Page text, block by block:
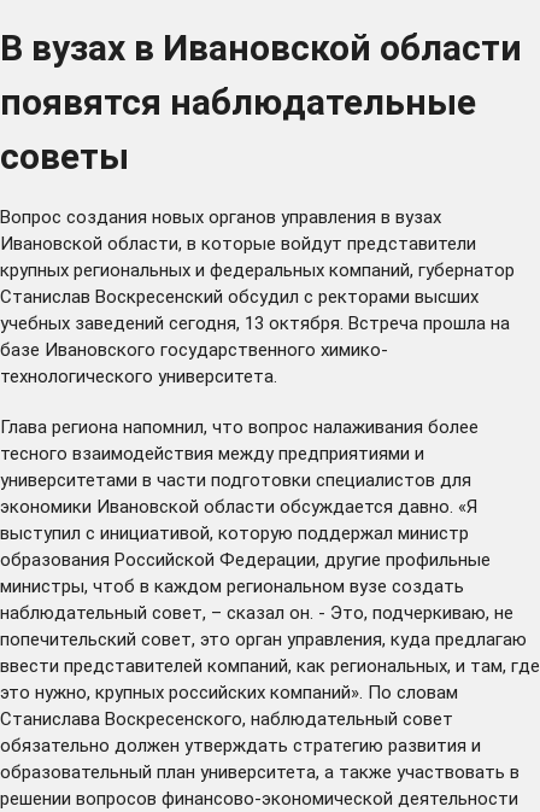
В вузах в Ивановской области
появятся наблюдательные
советы
Вопрос создания новых органов управления в вузах
Ивановской области, в которые войдут представители
крупных региональных и федеральных компаний, губернатор
Станислав Воскресенский обсудил с ректорами высших
учебных заведений сегодня, 13 октября. Встреча прошла на
базе Ивановского государственного химико-
технологического университета.
Глава региона напомнил, что вопрос налаживания более
тесного взаимодействия между предприятиями и
университетами в части подготовки специалистов для
экономики Ивановской области обсуждается давно. «Я
выступил с инициативой, которую поддержал министр
образования Российской Федерации, другие профильные
министры, чтоб в каждом региональном вузе создать
наблюдательный совет, – сказал он. - Это, подчеркиваю, не
попечительский совет, это орган управления, куда предлагаю
ввести представителей компаний, как региональных, и там, где
это нужно, крупных российских компаний». По словам
Станислава Воскресенского, наблюдательный совет
обязательно должен утверждать стратегию развития и
образовательный план университета, а также участвовать в
решении вопросов финансово-экономической деятельности